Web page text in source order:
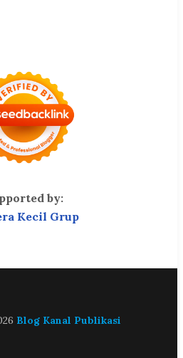
by:
Kecil Grup
Blog Kanal Publikasi